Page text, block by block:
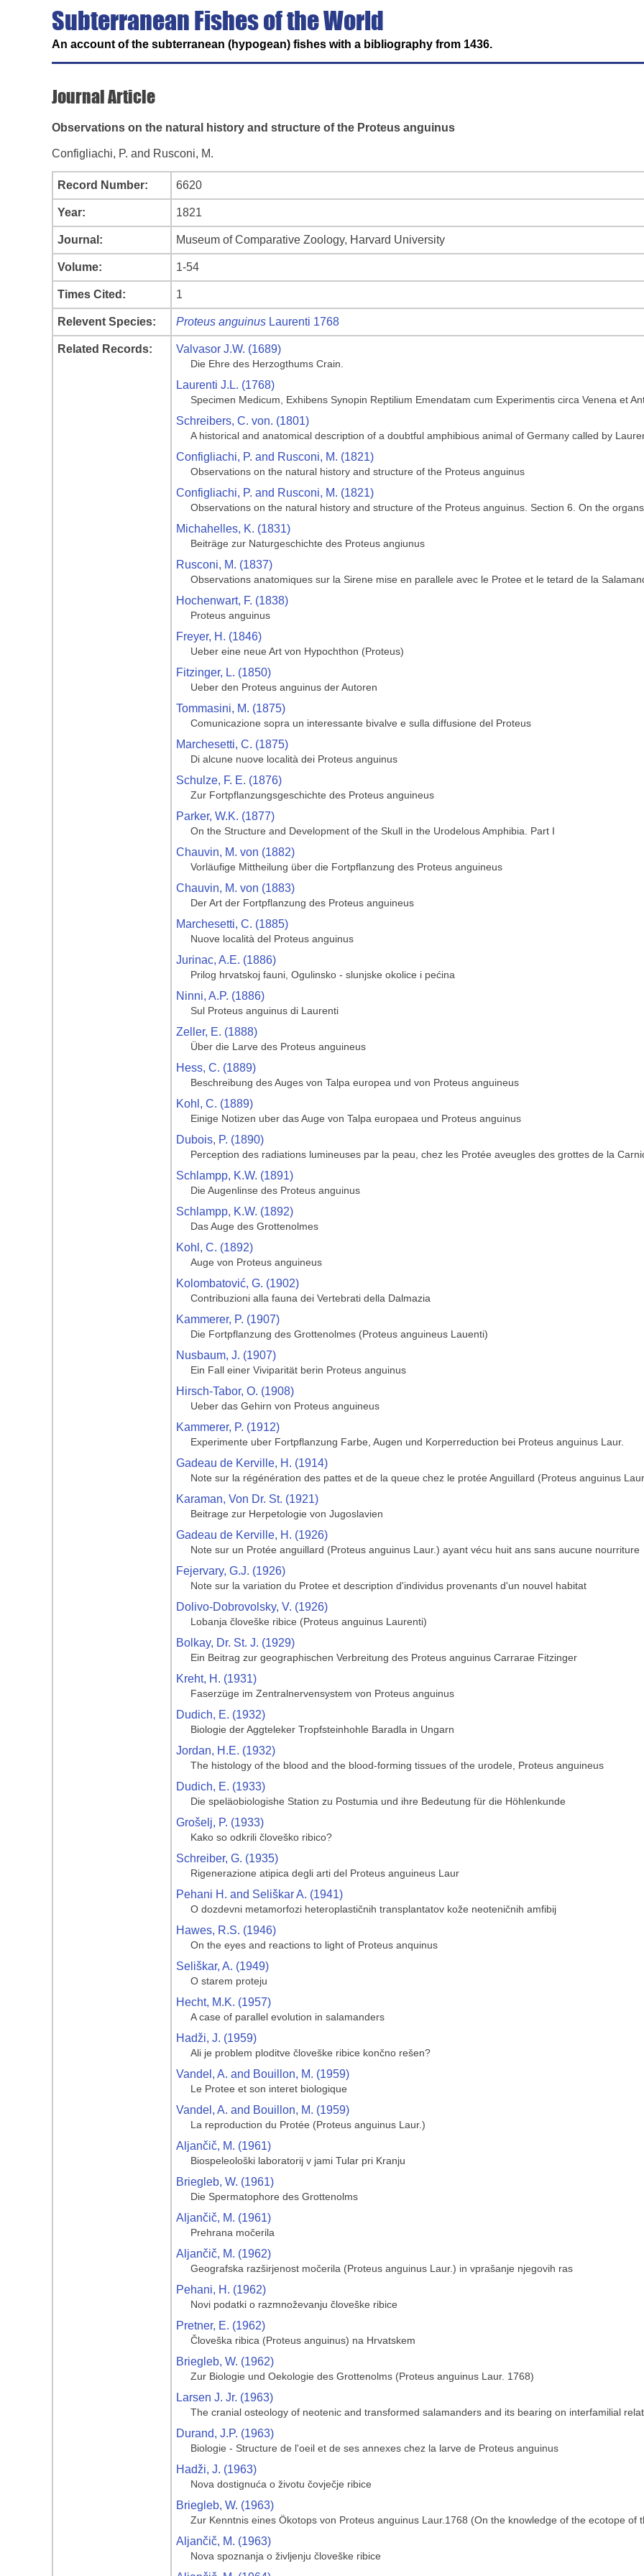
Subterranean Fishes of the World
An account of the subterranean (hypogean) fishes with a bibliography from 1436.
Journal Article
Observations on the natural history and structure of the Proteus anguinus
Configliachi, P. and Rusconi, M.
Record Number: 6620
Year: 1821
Journal: Museum of Comparative Zoology, Harvard University
Volume: 1-54
Times Cited: 1
Relevent Species: Proteus anguinus Laurenti 1768
Related Records: Valvasor J.W. (1689)
Die Ehre des Herzogthums Crain.
Laurenti J.L. (1768)
Specimen Medicum, Exhibens Synopin Reptilium Emendatam cum Experimentis circa Venena et
Schreibers, C. von. (1801)
A historical and anatomical description of a doubtful amphibious animal of Germany called by
Configliachi, P. and Rusconi, M. (1821)
Observations on the natural history and structure of the Proteus anguinus
Configliachi, P. and Rusconi, M. (1821)
Observations on the natural history and structure of the Proteus anguinus. Section 6. On the
Michahelles, K. (1831)
Beiträge zur Naturgeschichte des Proteus angiunus
Rusconi, M. (1837)
Observations anatomiques sur la Sirene mise en parallele avec le Protee et le tetard de la
Hochenwart, F. (1838)
Proteus anguinus
Freyer, H. (1846)
Ueber eine neue Art von Hypochthon (Proteus)
Fitzinger, L. (1850)
Ueber den Proteus anguinus der Autoren
Tommasini, M. (1875)
Comunicazione sopra un interessante bivalve e sulla diffusione del Proteus
Marchesetti, C. (1875)
Di alcune nuove località dei Proteus anguinus
Schulze, F. E. (1876)
Zur Fortpflanzungsgeschichte des Proteus anguineus
Parker, W.K. (1877)
On the Structure and Development of the Skull in the Urodelous Amphibia. Part I
Chauvin, M. von (1882)
Vorläufige Mittheilung über die Fortpflanzung des Proteus anguineus
Chauvin, M. von (1883)
Der Art der Fortpflanzung des Proteus anguineus
Marchesetti, C. (1885)
Nuove località del Proteus anguinus
Jurinac, A.E. (1886)
Prilog hrvatskoj fauni, Ogulinsko - slunjske okolice i pećina
Ninni, A.P. (1886)
Sul Proteus anguinus di Laurenti
Zeller, E. (1888)
Über die Larve des Proteus anguineus
Hess, C. (1889)
Beschreibung des Auges von Talpa europea und von Proteus anguineus
Kohl, C. (1889)
Einige Notizen uber das Auge von Talpa europaea und Proteus anguinus
Dubois, P. (1890)
Perception des radiations lumineuses par la peau, chez les Protée aveugles des grottes de la
Schlampp, K.W. (1891)
Die Augenlinse des Proteus anguinus
Schlampp, K.W. (1892)
Das Auge des Grottenolmes
Kohl, C. (1892)
Auge von Proteus anguineus
Kolombatović, G. (1902)
Contribuzioni alla fauna dei Vertebrati della Dalmazia
Kammerer, P. (1907)
Die Fortpflanzung des Grottenolmes (Proteus anguineus Lauenti)
Nusbaum, J. (1907)
Ein Fall einer Viviparität berin Proteus anguinus
Hirsch-Tabor, O. (1908)
Ueber das Gehirn von Proteus anguineus
Kammerer, P. (1912)
Experimente uber Fortpflanzung Farbe, Augen und Korperreduction bei Proteus anguinus Laur.
Gadeau de Kerville, H. (1914)
Note sur la régénération des pattes et de la queue chez le protée Anguillard (Proteus anguinus
Karaman, Von Dr. St. (1921)
Beitrage zur Herpetologie von Jugoslavien
Gadeau de Kerville, H. (1926)
Note sur un Protée anguillard (Proteus anguinus Laur.) ayant vécu huit ans sans aucune nourriture
Fejervary, G.J. (1926)
Note sur la variation du Protee et description d'individus provenants d'un nouvel habitat
Dolivo-Dobrovolsky, V. (1926)
Lobanja človeške ribice (Proteus anguinus Laurenti)
Bolkay, Dr. St. J. (1929)
Ein Beitrag zur geographischen Verbreitung des Proteus anguinus Carrarae Fitzinger
Kreht, H. (1931)
Faserzüge im Zentralnervensystem von Proteus anguinus
Dudich, E. (1932)
Biologie der Aggteleker Tropfsteinhohle Baradla in Ungarn
Jordan, H.E. (1932)
The histology of the blood and the blood-forming tissues of the urodele, Proteus anguineus
Dudich, E. (1933)
Die speläobiologishe Station zu Postumia und ihre Bedeutung für die Höhlenkunde
Grošelj, P. (1933)
Kako so odkrili človeško ribico?
Schreiber, G. (1935)
Rigenerazione atipica degli arti del Proteus anguineus Laur
Pehani H. and Seliškar A. (1941)
O dozdevni metamorfozi heteroplastičnih transplantatov kože neoteničnih amfibij
Hawes, R.S. (1946)
On the eyes and reactions to light of Proteus anquinus
Seliškar, A. (1949)
O starem proteju
Hecht, M.K. (1957)
A case of parallel evolution in salamanders
Hadži, J. (1959)
Ali je problem ploditve človeške ribice končno rešen?
Vandel, A. and Bouillon, M. (1959)
Le Protee et son interet biologique
Vandel, A. and Bouillon, M. (1959)
La reproduction du Protée (Proteus anguinus Laur.)
Aljančič, M. (1961)
Biospeleološki laboratorij v jami Tular pri Kranju
Briegleb, W. (1961)
Die Spermatophore des Grottenolms
Aljančič, M. (1961)
Prehrana močerila
Aljančič, M. (1962)
Geografska razširjenost močerila (Proteus anguinus Laur.) in vprašanje njegovih ras
Pehani, H. (1962)
Novi podatki o razmnoževanju človeške ribice
Pretner, E. (1962)
Človeška ribica (Proteus anguinus) na Hrvatskem
Briegleb, W. (1962)
Zur Biologie und Oekologie des Grottenolms (Proteus anguinus Laur. 1768)
Larsen J. Jr. (1963)
The cranial osteology of neotenic and transformed salamanders and its bearing on interfamilial
Durand, J.P. (1963)
Biologie - Structure de l'oeil et de ses annexes chez la larve de Proteus anguinus
Hadži, J. (1963)
Nova dostignuća o životu čovječje ribice
Briegleb, W. (1963)
Zur Kenntnis eines Ökotops von Proteus anguinus Laur.1768 (On the knowledge of the ecotope of
Aljančič, M. (1963)
Nova spoznanja o življenju človeške ribice